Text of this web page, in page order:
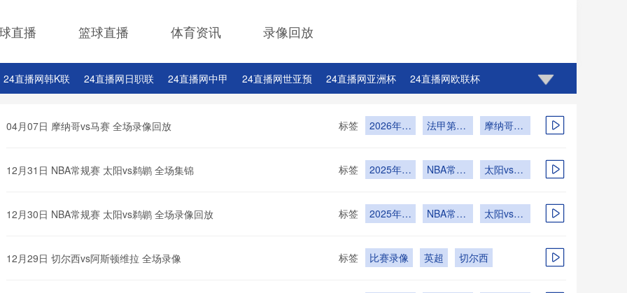
直播 篮球直播 体育资讯 录像回放
24直播网韩K联 24直播网日职联 24直播网中甲 24直播网世亚预 24直播网亚洲杯 24直播网欧联杯
04月07日 摩纳哥vs马赛 全场录像回放
标签
2026年4
月6日
法甲第28
轮
摩纳哥vs
马赛
12月31日 NBA常规赛 太阳vs鹈鹕 全场集锦 标签
2025年
12月28日
NBA常规
赛
太阳vs鹈
鹕
12月30日 NBA常规赛 太阳vs鹈鹕 全场录像回放 标签
2025年
12月27日
NBA常规
赛
太阳vs鹈
鹕
12月29日 切尔西vs阿斯顿维拉 全场录像 标签 比赛录像 英超 切尔西